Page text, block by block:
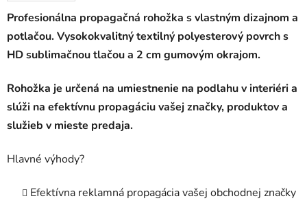
Profesionálna propagačná rohožka s vlastným dizajnom a
potlačou. Vysokokvalitný textilný polyesterový povrch s
HD sublimačnou tlačou a 2 cm gumovým okrajom.
Rohožka je určená na umiestnenie na podlahu v interiéri a
slúži na efektívnu propagáciu vašej značky, produktov a
služieb v mieste predaja.
Hlavné výhody?
Efektívna reklamná propagácia vašej obchodnej značky